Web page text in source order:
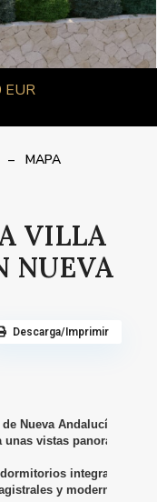
EUR
– MAPA
VILLA
NUEVA
Descarga/Imprimir
Nueva Andalucía, justo
unas vistas panorámicas
integra a la
y modernos.